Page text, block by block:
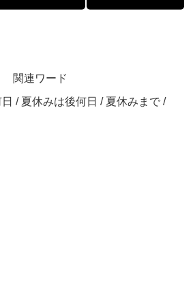
関連ワード
/ 夏休みは後何日 / 夏休みまで /